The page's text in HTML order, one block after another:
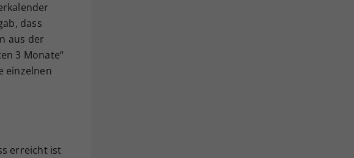
dass
aus der
3 Monate“
einzelnen
erreicht ist